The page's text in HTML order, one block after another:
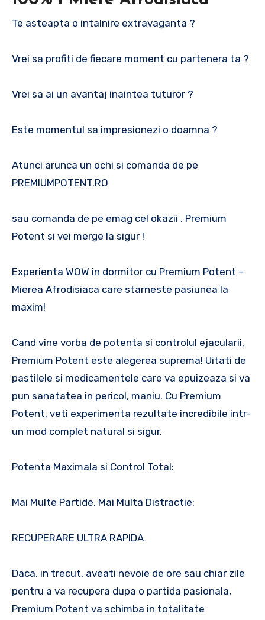
Te asteapta o intalnire extravaganta ?
Vrei sa profiti de fiecare moment cu partenera ta ?
Vrei sa ai un avantaj inaintea tuturor ?
Este momentul sa impresionezi o doamna ?
Atunci arunca un ochi si comanda de pe
PREMIUMPOTENT.RO
sau comanda de pe emag cel okazii , Premium
Potent si vei merge la sigur !
Experienta WOW in dormitor cu Premium Potent –
Mierea Afrodisiaca care starneste pasiunea la
maxim!
Cand vine vorba de potenta si controlul ejacularii,
Premium Potent este alegerea suprema! Uitati de
pastilele si medicamentele care va epuizeaza si va
pun sanatatea in pericol, maniu. Cu Premium
Potent, veti experimenta rezultate incredibile intr-
un mod complet natural si sigur.
Potenta Maximala si Control Total:
Mai Multe Partide, Mai Multa Distractie:
RECUPERARE ULTRA RAPIDA
Daca, in trecut, aveati nevoie de ore sau chiar zile
pentru a va recupera dupa o partida pasionala,
Premium Potent va schimba in totalitate